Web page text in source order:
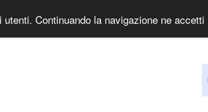
Continuando la navigazione ne